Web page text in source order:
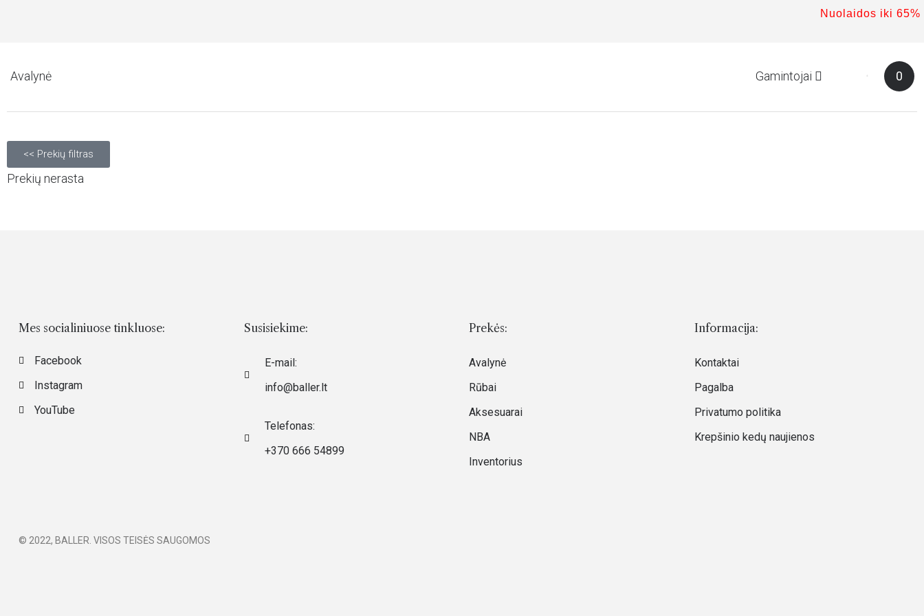
Nuolaidos iki 65%
Avalynė Gamintojai 0
<< Prekių filtras
Prekių nerasta
Mes socialiniuose tinkluose:
Facebook
Instagram
YouTube
Susisiekime:
E-mail:
info@baller.lt
Telefonas:
+370 666 54899
Prekės:
Avalynė
Rūbai
Aksesuarai
NBA
Inventorius
Informacija:
Kontaktai
Pagalba
Privatumo politika
Krepšinio kedų naujienos
© 2022, BALLER. VISOS TEISĖS SAUGOMOS